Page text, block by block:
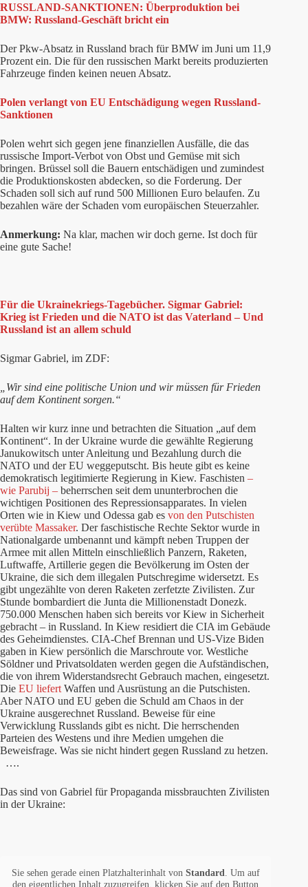
RUSSLAND-SANKTIONEN: Überproduktion bei
BMW: Russland-Geschäft bricht ein
Der Pkw-Absatz in Russland brach für BMW im Juni um 11,9
Prozent ein. Die für den russischen Markt bereits produzierten
Fahrzeuge finden keinen neuen Absatz.
Polen verlangt von EU Entschädigung wegen Russland-
Sanktionen
Polen wehrt sich gegen jene finanziellen Ausfälle, die das
russische Import-Verbot von Obst und Gemüse mit sich
bringen. Brüssel soll die Bauern entschädigen und zumindest
die Produktionskosten abdecken, so die Forderung. Der
Schaden soll sich auf rund 500 Millionen Euro belaufen. Zu
bezahlen wäre der Schaden vom europäischen Steuerzahler.
Anmerkung: Na klar, machen wir doch gerne. Ist doch für
eine gute Sache!
Für die Ukrainekriegs-Tagebücher. Sigmar Gabriel:
Krieg ist Frieden und die NATO ist das Vaterland – Und
Russland ist an allem schuld
Sigmar Gabriel, im ZDF:
„Wir sind eine politische Union und wir müssen für Frieden
auf dem Kontinent sorgen.“
Halten wir kurz inne und betrachten die Situation „auf dem
Kontinent“. In der Ukraine wurde die gewählte Regierung
Janukowitsch unter Anleitung und Bezahlung durch die
NATO und der EU weggeputscht. Bis heute gibt es keine
demokratisch legitimierte Regierung in Kiew. Faschisten –
wie Parubij – beherrschen seit dem ununterbrochen die
wichtigen Positionen des Repressionsapparates. In vielen
Orten wie in Kiew und Odessa gab es von den Putschisten
verübte Massaker. Der faschistische Rechte Sektor wurde in
Nationalgarde umbenannt und kämpft neben Truppen der
Armee mit allen Mitteln einschließlich Panzern, Raketen,
Luftwaffe, Artillerie gegen die Bevölkerung im Osten der
Ukraine, die sich dem illegalen Putschregime widersetzt. Es
gibt ungezählte von deren Raketen zerfetzte Zivilisten. Zur
Stunde bombardiert die Junta die Millionenstadt Donezk.
750.000 Menschen haben sich bereits vor Kiew in Sicherheit
gebracht – in Russland. In Kiew residiert die CIA im Gebäude
des Geheimdienstes. CIA-Chef Brennan und US-Vize Biden
gaben in Kiew persönlich die Marschroute vor. Westliche
Söldner und Privatsoldaten werden gegen die Aufständischen,
die von ihrem Widerstandsrecht Gebrauch machen, eingesetzt.
Die EU liefert Waffen und Ausrüstung an die Putschisten.
Aber NATO und EU geben die Schuld am Chaos in der
Ukraine ausgerechnet Russland. Beweise für eine
Verwicklung Russlands gibt es nicht. Die herrschenden
Parteien des Westens und ihre Medien umgehen die
Beweisfrage. Was sie nicht hindert gegen Russland zu hetzen.
….
Das sind von Gabriel für Propaganda missbrauchten Zivilisten
in der Ukraine:
Sie sehen gerade einen Platzhalterinhalt von Standard . Um auf
den eigentlichen Inhalt zuzugreifen, klicken Sie auf den Button